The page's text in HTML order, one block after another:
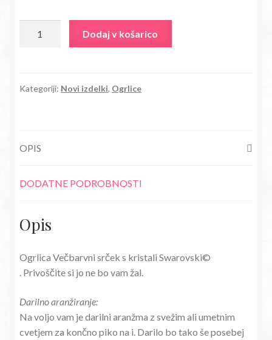
27,80€.
kristali
Dodaj v košarico
Kategoriji: Novi izdelki, Ogrlice
OPIS
DODATNE PODROBNOSTI
Opis
Ogrlica Večbarvni srček s kristali Swarovski©
. Privoščite si jo ne bo vam žal.
Darilno aranžiranje:
Na voljo vam je darilni aranžma z svežim ali umetnim
cvetjem za končno piko na i. Darilo bo tako še posebej